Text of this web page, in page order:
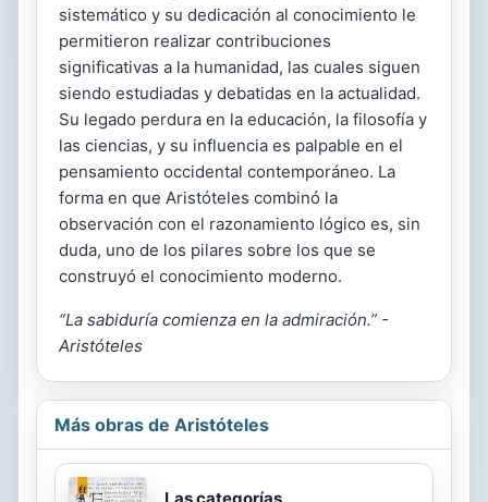
sistemático y su dedicación al conocimiento le
permitieron realizar contribuciones
significativas a la humanidad, las cuales siguen
siendo estudiadas y debatidas en la actualidad.
Su legado perdura en la educación, la filosofía y
las ciencias, y su influencia es palpable en el
pensamiento occidental contemporáneo. La
forma en que Aristóteles combinó la
observación con el razonamiento lógico es, sin
duda, uno de los pilares sobre los que se
construyó el conocimiento moderno.
“La sabiduría comienza en la admiración.” -
Aristóteles
Más obras de Aristóteles